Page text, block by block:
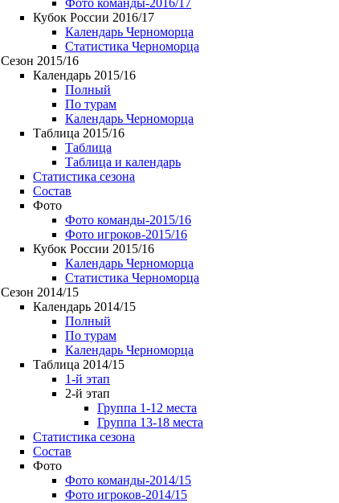
Фото команды-2016/17
Кубок России 2016/17
Календарь Черноморца
Статистика Черноморца
Сезон 2015/16
Календарь 2015/16
Полный
По турам
Календарь Черноморца
Таблица 2015/16
Таблица
Таблица и календарь
Статистика сезона
Состав
Фото
Фото команды-2015/16
Фото игроков-2015/16
Кубок России 2015/16
Календарь Черноморца
Статистика Черноморца
Сезон 2014/15
Календарь 2014/15
Полный
По турам
Календарь Черноморца
Таблица 2014/15
1-й этап
2-й этап
Группа 1-12 места
Группа 13-18 места
Статистика сезона
Состав
Фото
Фото команды-2014/15
Фото игроков-2014/15